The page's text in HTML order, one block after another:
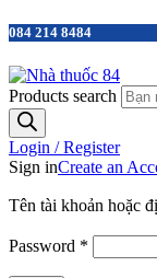
084 214 8484
Products search
Login / Register
Sign inCreate an
Tên tài khoản hoặc
Password *